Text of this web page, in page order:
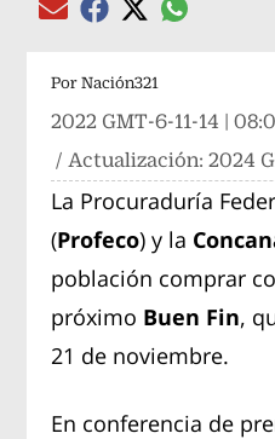
Compartir el artículo actual
Compartir el artículo
Compartir el
Compartir el
Por Nación321
2022 GMT-6-11-14 |
/ Actualización:2024
La Procuraduría
(Profeco) y la
población comprar
próximo Buen Fin,
21 de noviembre.
En conferencia de